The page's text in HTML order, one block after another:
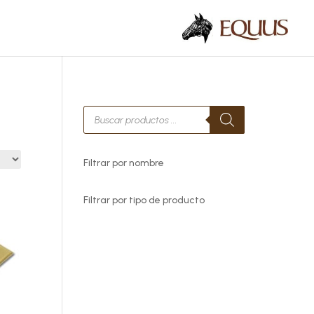
Búsqueda
de
productos
Filtrar por nombre
Filtrar por tipo de producto